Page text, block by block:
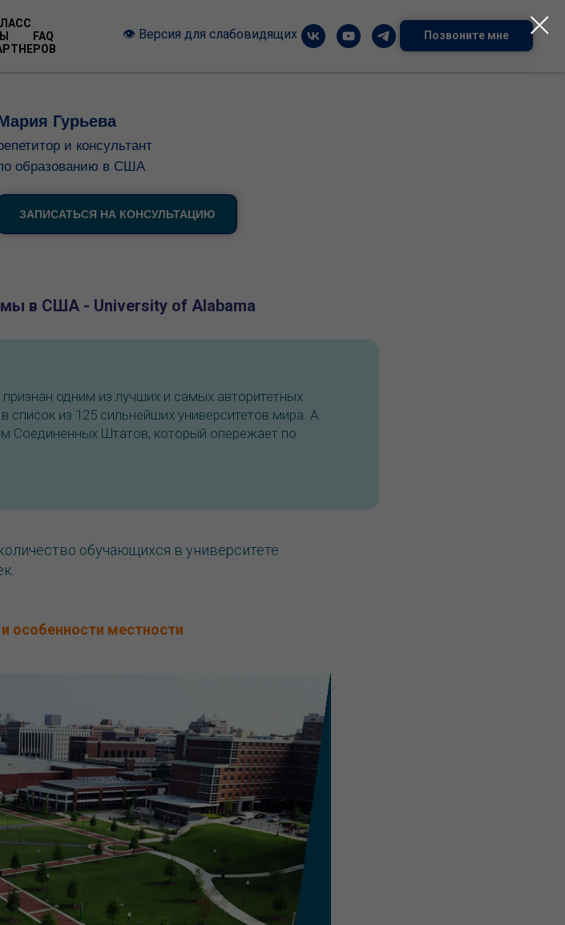
FAQ
👁 Версия для слабовидящих Позвоните мне
Гурьева
и консультант
образованию в США
ЗАПИСАТЬСЯ НА КОНСУЛЬТАЦИЮ
в США - University of Alabama
одним из лучших и самых авторитетных
из 125 сильнейших университетов мира. А
Соединенных Штатов, который опережает по
обучающихся в университете
особенности местности